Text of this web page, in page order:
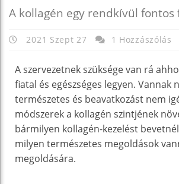
A kollagén egy rendkívül fontos
2021 Szept 27 1 Hozzászólás
A szervezetnek szüksége van rá
fiatal és egészséges legyen. Vannak
természetes és beavatkozást nem
módszerek a kollagén szintjének
bármilyen kollagén-kezelést
milyen természetes megoldások
megoldására.